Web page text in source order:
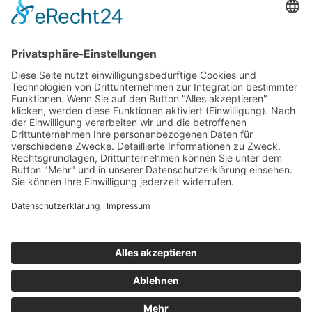
Tel
+49 (0) 241 50 20 47
Fax
0241 50 20 49
Standort Kerpen
Kerpener Str. 154
50170 Kerpen
Tel
+49 (0) 2273 40 611 20
Fax
02273 40 611 20
Mail
info@schmitz-lehnen.de
Unsere Bürozeiten
14.30 - 17.30 Uhr
Fr 8.00 - 13.00 Uhr
Ab 9.00 Uhr sind wir zu den oben genannten